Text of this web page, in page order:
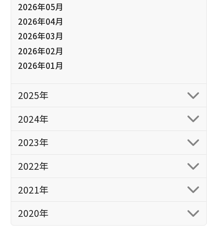
2026年05月
2026年04月
2026年03月
2026年02月
2026年01月
2025年
2024年
2023年
2022年
2021年
2020年